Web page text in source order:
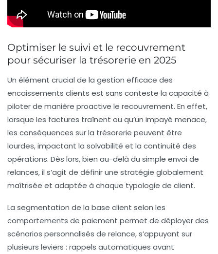
Optimiser le suivi et le recouvrement
pour sécuriser la trésorerie en 2025
Un élément crucial de la gestion efficace des
encaissements clients est sans conteste la capacité à
piloter de manière proactive le recouvrement. En effet,
lorsque les factures traînent ou qu’un impayé menace,
les conséquences sur la trésorerie peuvent être
lourdes, impactant la solvabilité et la continuité des
opérations. Dès lors, bien au-delà du simple envoi de
relances, il s’agit de définir une stratégie globalement
maîtrisée et adaptée à chaque typologie de client.
La segmentation de la base client selon les
comportements de paiement permet de déployer des
scénarios personnalisés de relance, s’appuyant sur
plusieurs leviers : rappels automatiques avant